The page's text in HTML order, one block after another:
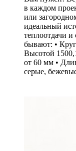
в каждом
или
идеальный
теплоотдачи
бывают: •
Высотой
от 60 мм •
серые,